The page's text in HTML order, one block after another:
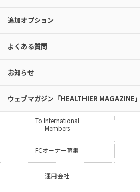
追加オプション
よくある質問
お知らせ
ウェブマガジン「HEALTHIER MAGAZINE」
To International
Members
FCオーナー募集
運用会社